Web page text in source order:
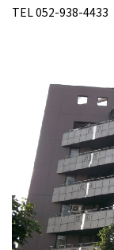
TEL 052-938-4433